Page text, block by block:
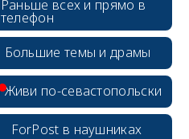
Раньше всех и прямо в
телефон
Большие темы и драмы
Живи по-севастопольски
ForPost в наушниках